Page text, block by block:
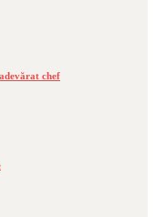
chef